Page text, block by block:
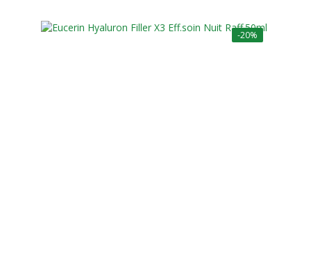
-20%